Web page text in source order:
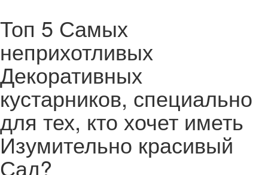
Топ 5 Самых
неприхотливых
Декоративных
кустарников, специально
для тех, кто хочет иметь
Изумительно красивый
Сад?